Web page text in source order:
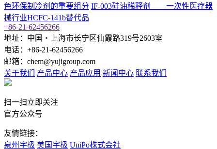
色环保制冷剂的重要组分 IF-003硅油稀释剂——一次性医疗器
械行业HCFC-141b替代品
+86-21-62456266
地址：中国‧上海市长宁区仙霞路319号2603室
电话：+86-21-62456266
邮箱：chem@yujigroup.com
关于我们
产品中心 产品应用 新闻中心 联系我们
扫一扫立即关注
官方公众号
友情链接：
泉州宇极 美国宇极 UniPo株式会社